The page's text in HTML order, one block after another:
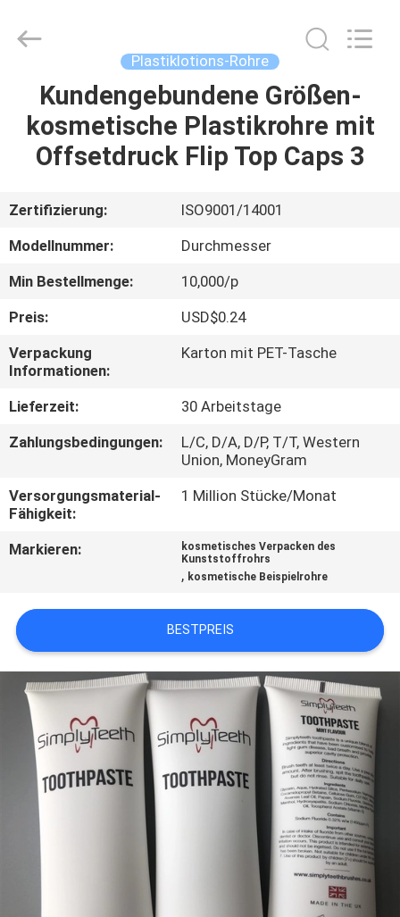
HAUS
PRODUKTE
ÜBER
UNS
FABRIK-
AUSFLUG
QUALITÄTSKONTROLLE
TRETEN
MIT
UNS
IN
FORDERN
SIE
EIN
ZITAT
COMPANY
NEWS
Copyright
TUBES(SHANG
HAI)CO.,LTD.
Reserved.
Plastiklotions-Rohre
Kundengebundene Größen-
kosmetische Plastikrohre mit
Offsetdruck Flip Top Caps 3
Zertifizierung:
ISO9001/14001
Modellnummer:
Durchmesser
Min Bestellmenge:
10,000/p
Preis:
USD$0.24
Verpackung
Informationen:
Karton mit PET-Tasche
Lieferzeit:
30 Arbeitstage
Zahlungsbedingungen:
L/C, D/A, D/P, T/T, Western
Union, MoneyGram
Versorgungsmaterial-
Fähigkeit:
1 Million Stücke/Monat
Markieren:
kosmetisches Verpacken des
Kunststoffrohrs
, kosmetische Beispielrohre
BESTPREIS